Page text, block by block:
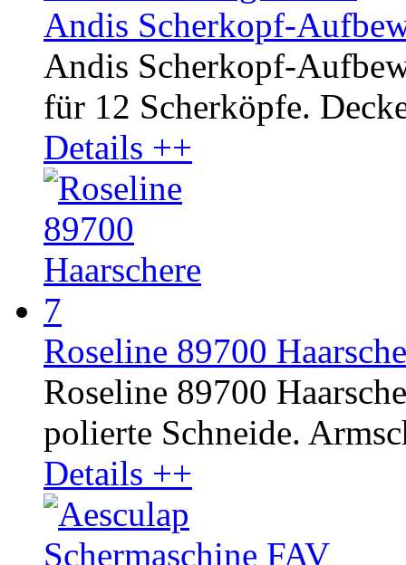
Andis Scherkopf-
Andis Scherkopf-
für 12 Scherköpfe.
Details ++
Roseline 89700
Roseline 89700
polierte Schneide.
Details ++